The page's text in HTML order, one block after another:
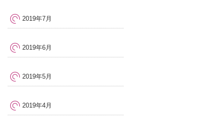
2019年7月
2019年6月
2019年5月
2019年4月